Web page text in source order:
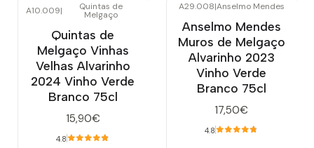
A10.009| Quintas de
Melgaço
Quintas de
Melgaço Vinhas
Velhas Alvarinho
2024 Vinho Verde
Branco 75cl
15,90€
4.8
A29.008|Anselmo Mendes
Anselmo Mendes
Muros de Melgaço
Alvarinho 2023
Vinho Verde
Branco 75cl
17,50€
4.8